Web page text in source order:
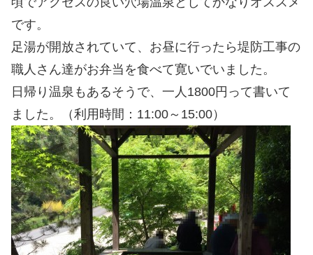
です。
足湯が開放されていて、お昼に行ったら堤防工事の
職人さん達がお弁当を食べて寛いでいました。
日帰り温泉もあるそうで、一人1800円って書いて
ました。（利用時間：11:00～15:00）